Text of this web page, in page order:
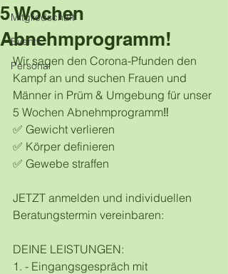
Mitgliedschaft
Events
Personal
5 Wochen
Abnehmprogramm!
Wir sagen den Corona-Pfunden den
Kampf an und suchen Frauen und
Männer in Prüm & Umgebung für unser
5 Wochen Abnehmprogramm‼
✅ Gewicht verlieren
✅ Körper definieren
✅ Gewebe straffen
JETZT anmelden und individuellen
Beratungstermin vereinbaren:
DEINE LEISTUNGEN:
1. - Eingangsgespräch mit